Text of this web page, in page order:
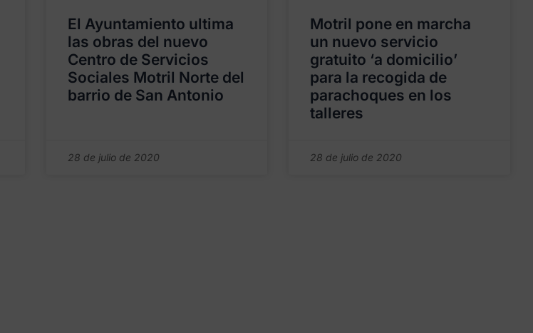
El Ayuntamiento ultima
las obras del nuevo
Centro de Servicios
Sociales Motril Norte del
barrio de San Antonio
28 de julio de 2020
Motril pone en marcha
un nuevo servicio
gratuito ‘a domicilio’
para la recogida de
parachoques en los
talleres
28 de julio de 2020